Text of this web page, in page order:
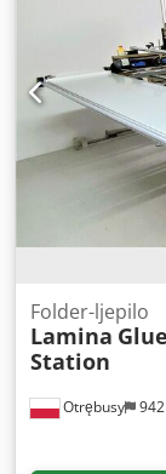
Otrębusy
Folder-ljepilo
Lamina
Station